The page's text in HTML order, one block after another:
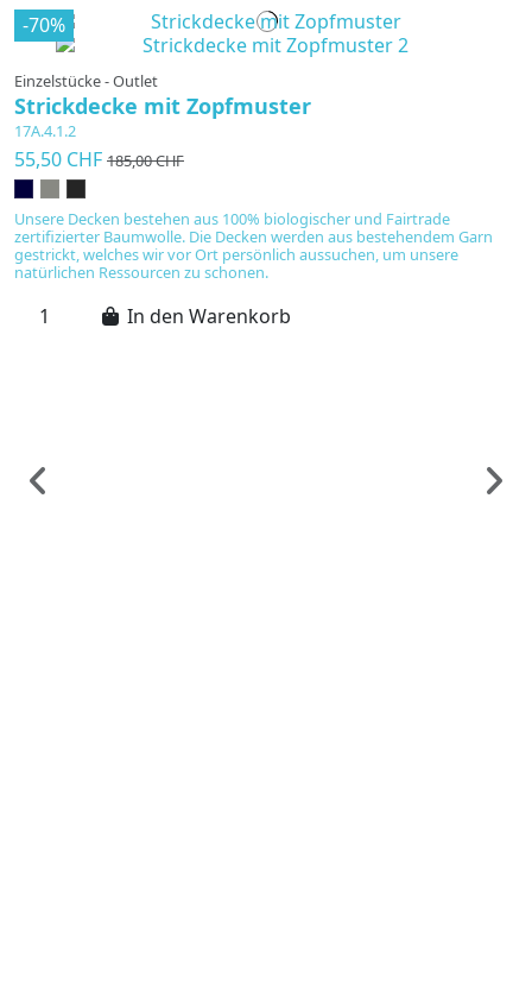
-70%
Einzelstücke - Outlet
Strickdecke mit Zopfmuster
17A.4.1.2
55,50 CHF 185,00 CHF
Unsere Decken bestehen aus 100% biologischer und Fairtrade
zertifizierter Baumwolle. Die Decken werden aus bestehendem Garn
gestrickt, welches wir vor Ort persönlich aussuchen, um unsere
natürlichen Ressourcen zu schonen.
In den Warenkorb